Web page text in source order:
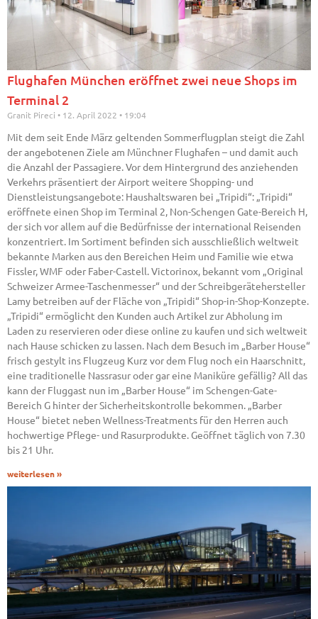
Flughafen München eröffnet zwei neue Shops im
Terminal 2
Granit Pireci 12. April 2022 19:04
Mit dem seit Ende März geltenden Sommerflugplan steigt die Zahl
der angebotenen Ziele am Münchner Flughafen – und damit auch
die Anzahl der Passagiere. Vor dem Hintergrund des anziehenden
Verkehrs präsentiert der Airport weitere Shopping- und
Dienstleistungsangebote: Haushaltswaren bei „Tripidi“: „Tripidi“
eröffnete einen Shop im Terminal 2, Non-Schengen Gate-Bereich H,
der sich vor allem auf die Bedürfnisse der international Reisenden
konzentriert. Im Sortiment befinden sich ausschließlich weltweit
bekannte Marken aus den Bereichen Heim und Familie wie etwa
Fissler, WMF oder Faber-Castell. Victorinox, bekannt vom „Original
Schweizer Armee-Taschenmesser“ und der Schreibgerätehersteller
Lamy betreiben auf der Fläche von „Tripidi“ Shop-in-Shop-Konzepte.
„Tripidi“ ermöglicht den Kunden auch Artikel zur Abholung im
Laden zu reservieren oder diese online zu kaufen und sich weltweit
nach Hause schicken zu lassen. Nach dem Besuch im „Barber House“
frisch gestylt ins Flugzeug Kurz vor dem Flug noch ein Haarschnitt,
eine traditionelle Nassrasur oder gar eine Maniküre gefällig? All das
kann der Fluggast nun im „Barber House“ im Schengen-Gate-
Bereich G hinter der Sicherheitskontrolle bekommen. „Barber
House“ bietet neben Wellness-Treatments für den Herren auch
hochwertige Pflege- und Rasurprodukte. Geöffnet täglich von 7.30
bis 21 Uhr.
weiterlesen »